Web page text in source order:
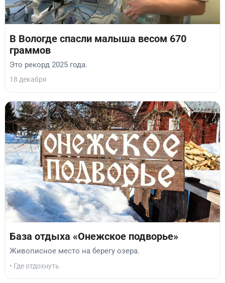
В Вологде спасли малыша весом 670
граммов
Это рекорд 2025 года.
18 декабря
База отдыха «Онежское подворье»
Живописное место на берегу озера.
• Где отдохнуть